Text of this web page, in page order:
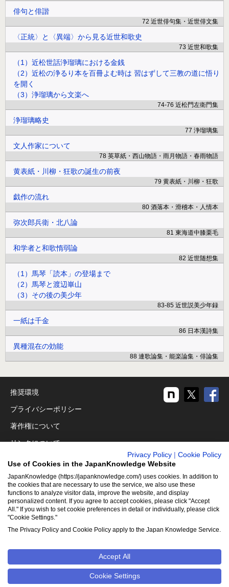
俳句と俳諧
72 近世俳句集・近世俳文集
〈正統〉と〈異端〉から見る近世和歌史
73 近世和歌集
（1）近松世話浄瑠璃における金銭
（2）近松の浄るり本を百冊よむ時は 習はずして三教の道に悟り
を開く
（3）浄瑠璃から文楽へ
74-76 近松門左衛門集
浄瑠璃略史
77 浄瑠璃集
文人作家について
78 英草紙・西山物語・雨月物語・春雨物語
黄表紙・川柳・狂歌の誕生の前夜
79 黄表紙・川柳・狂歌
戯作の流れ
80 酒落本・滑稽本・人情本
弥次郎兵衛・北八論
81 東海道中膝栗毛
和学者と和歌惰弱論
82 近世随想集
（1）馬琴「読本」の登場まで
（2）馬琴と渡辺崋山
（3）その後の美少年
83-85 近世説美少年録
一紙は千金
86 日本漢詩集
異種混在の効能
88 連歌論集・能楽論集・俳論集
推奨環境
プライバシーポリシー
著作権について
リンクについて
免責事項
運営会社
アクセシビリティ対応
クッキーポリシー
Cookie設定
NetAdvance Inc. All rights reserved.
写真・イラスト等のすべてのコンテンツの無断複写・転載を禁じ
Privacy Policy
Cookie Policy
Use of Cookies in the JapanKnowledge Website
JapanKnowledge (https://japanknowledge.com/) uses cookies. In addition to
the cookies that are necessary to use the service, we also use these
functions to analyze visitor data, improve the website, and display
personalized content. If you agree to accept cookies, please click "Accept
All." If you wish to set cookie preferences in detail or individually, please click
"Cookie Settings."
The Privacy Policy and Cookie Policy apply to the Japan Knowledge Service.
Accept All
Cookie Settings